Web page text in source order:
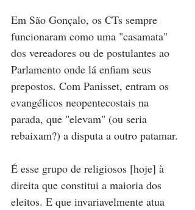
Em São Gonçalo, os CTs sempre
funcionaram como uma "casamata"
dos vereadores ou de postulantes ao
Parlamento onde lá enfiam seus
prepostos. Com Panisset, entram os
evangélicos neopentecostais na
parada, que "elevam" (ou seria
rebaixam?) a disputa a outro patamar.
É esse grupo de religiosos [hoje] à
direita que constitui a maioria dos
eleitos. E que invariavelmente atua